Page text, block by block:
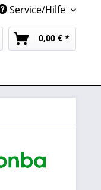
Service/Hilfe
0,00 € *